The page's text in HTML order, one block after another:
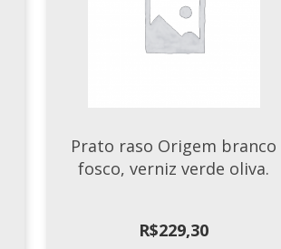
Prato raso Origem branco
fosco, verniz verde oliva.
R$229,30